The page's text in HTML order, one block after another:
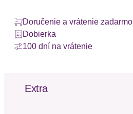
Doručenie a vrátenie zadarmo
Dobierka
100 dní na vrátenie
Extra